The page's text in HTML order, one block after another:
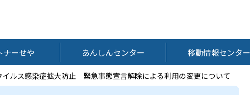
ナーせや あんしんセンター 移動情報センター
ルス感染症拡大防止 緊急事態宣言解除による利用の変更について